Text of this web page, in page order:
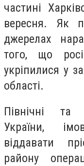
частині
вересня. Як
джерелах
того, що
укріпилися у
області.
Північні та
України,
віддавати
району